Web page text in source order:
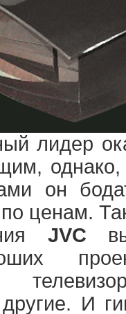
лидер
он
ценам.
JVC
другие. И